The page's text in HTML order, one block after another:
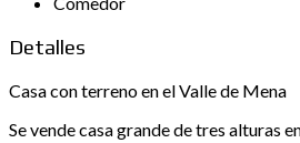
Detalles
Casa con terreno en el Valle de Mena
Se vende casa grande de tres alturas